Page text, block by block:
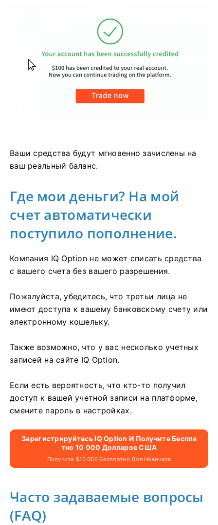
Ваши средства будут мгновенно зачислены на
ваш реальный баланс.
Где мои деньги? На мой
счет автоматически
поступило пополнение.
Компания IQ Option не может списать средства
с вашего счета без вашего разрешения.
Пожалуйста, убедитесь, что третьи лица не
имеют доступа к вашему банковскому счету или
электронному кошельку.
Также возможно, что у вас несколько учетных
записей на сайте IQ Option.
Если есть вероятность, что кто-то получил
доступ к вашей учетной записи на платформе,
смените пароль в настройках.
Зарегистрируйтесь IQ Option И Получите Беспла
Тно 10 000 Долларов США
Получите $10 000 Бесплатно Для Новичков
Часто задаваемые вопросы
(FAQ)